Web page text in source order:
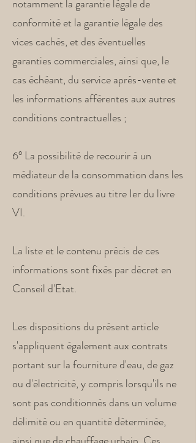
notamment la garantie légale de
conformité et la garantie légale des
vices cachés, et des éventuelles
garanties commerciales, ainsi que, le
cas échéant, du service après-vente et
les informations afférentes aux autres
conditions contractuelles ;
6° La possibilité de recourir à un
médiateur de la consommation dans les
conditions prévues au titre Ier du livre
VI.
La liste et le contenu précis de ces
informations sont fixés par décret en
Conseil d'Etat.
Les dispositions du présent article
s'appliquent également aux contrats
portant sur la fourniture d'eau, de gaz
ou d'électricité, y compris lorsqu'ils ne
sont pas conditionnés dans un volume
délimité ou en quantité déterminée,